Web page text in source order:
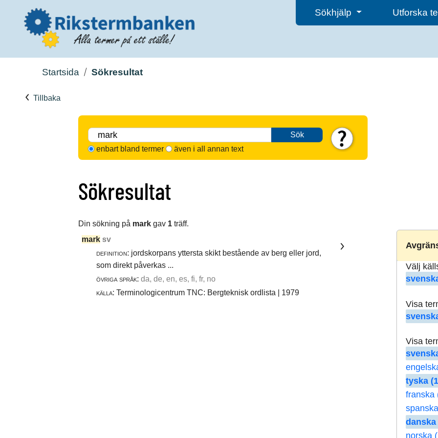
Sökhjälp Utforska
Startsida Sökresultat
Tillbaka
Sök
enbart bland termer
även i all annan text
Sökresultat
Din sökning på mark gav 1 träff.
Välj
Visa
Visa
tyska
franska
danska
norska
mark sv
definition: jordskorpans yttersta skikt bestående av berg eller jord,
som direkt påverkas ...
övriga språk: da, de, en, es, fi, fr, no
källa: Terminologicentrum TNC: Bergteknisk ordlista | 1979